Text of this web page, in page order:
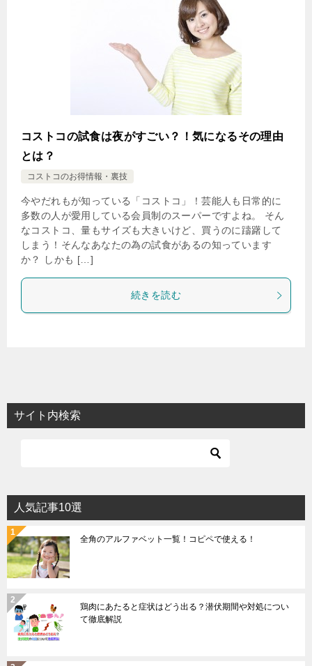
コストコの試食は夜がすごい？！気になるその理由
とは？
コストコのお得情報・裏技
今やだれもが知っている「コストコ」！芸能人も日常的に
多数の人が愛用している会員制のスーパーですよね。 そん
なコストコ、量もサイズも大きいけど、買うのに躊躇して
しまう！そんなあなたの為の試食があるの知っています
か？ しかも […]
続きを読む
サイト内検索
人気記事10選
全角のアルファベット一覧！コピペで使える！
鶏肉にあたると症状はどう出る？潜伏期間や対処につい
て徹底解説